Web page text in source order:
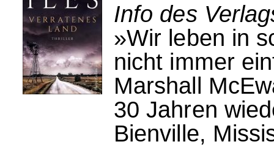
Info des
»Wir leben in
nicht immer
Marshall
30 Jahren
Bienville,